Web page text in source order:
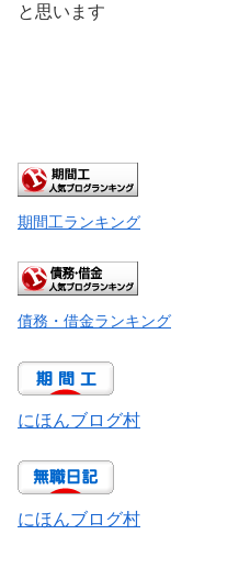
と思います
期間工ランキング
債務・借金ランキング
にほんブログ村
にほんブログ村